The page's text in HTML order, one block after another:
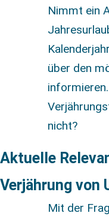
Nimmt ein
über den
nicht?
Aktuelle
Verjährung von
Mit der